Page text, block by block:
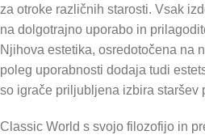
za otroke različnih starosti. Vsak
na dolgotrajno uporabo in
Njihova estetika, osredotočena na
poleg uporabnosti dodaja tudi
so igrače priljubljena izbira staršev
Classic World s svojo filozofijo in